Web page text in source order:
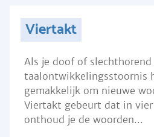
Viertakt
Als je doof of
taalontwikkelingsstoornis
gemakkelijk om nieuwe
Viertakt gebeurt dat in
onthoud je de woorden...